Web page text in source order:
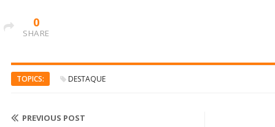
0
SHARE
TOPICS: DESTAQUE
PREVIOUS POST